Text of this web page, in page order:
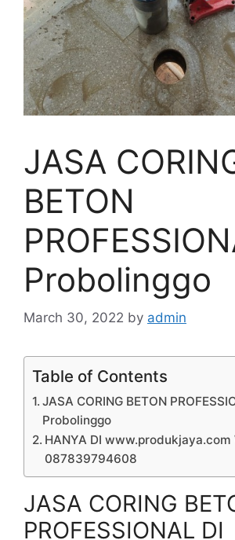
JASA
BETON
Probolinggo
March 30, 2022 by admin
Table of Contents
JASA CORING BETON
Probolinggo
HANYA DI www.produkjaya.com
087839794608
JASA CORING
PROFESSIONAL DI